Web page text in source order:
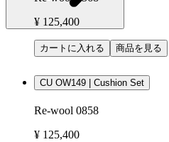
¥ 125,400
カートに入れる 商品を見る
CU OW149 | Cushion Set
Re-wool 0858
¥ 125,400